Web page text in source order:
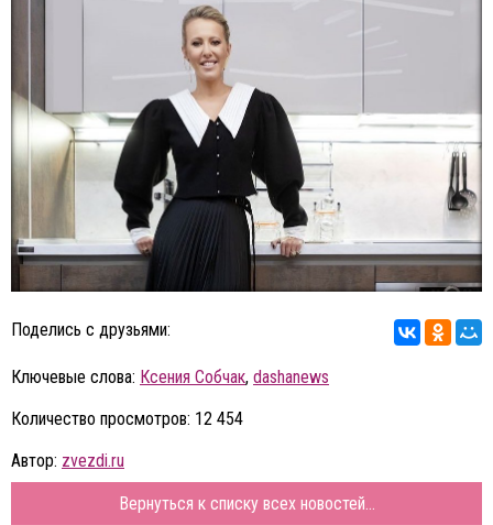
Поделись с друзьями:
Ключевые слова: Ксения Собчак, dashanews
Количество просмотров: 12 454
Автор: zvezdi.ru
Вернуться к списку всех новостей...